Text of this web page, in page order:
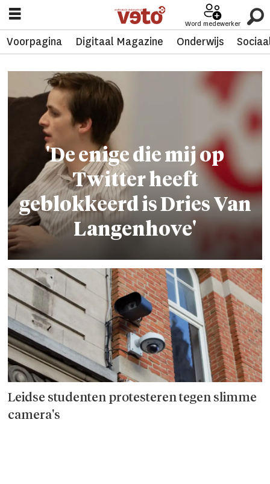
Word medewerker
Voorpagina Digitaal Magazine Onderwijs
Tag:
arthur
baere'De enige die mij op
Twitter heeft
geblokkeerd is Dries Van
Langenhove'
Leidse studenten protesteren tegen slimme
camera's